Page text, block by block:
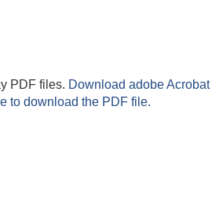
PDF files. Download adobe Acrobat
to download the PDF file.